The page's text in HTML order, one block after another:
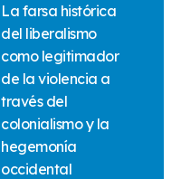
La farsa histórica
del liberalismo
como legitimador
de la violencia a
través del
colonialismo y la
hegemonía
occidental